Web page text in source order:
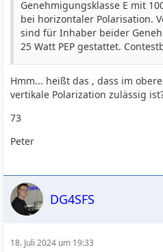
Genehmigungsklasse E mit
bei horizontaler Polarisation.
sind für Inhaber beider
25 Watt PEP gestattet.
Hmm... heißt das , dass im
vertikale Polarization zulässig
73
Peter
DG4SFS
18. Juli 2024 um 19:33